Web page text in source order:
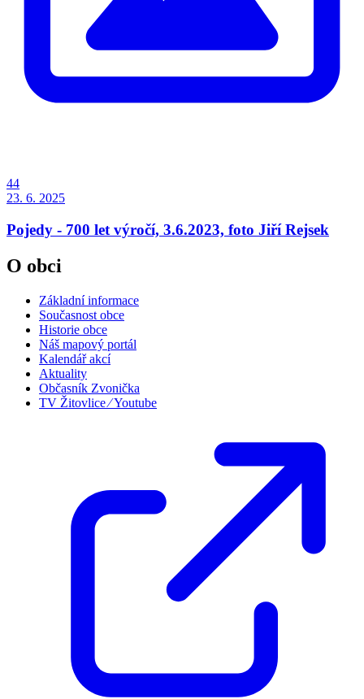
44
23. 6. 2025
Pojedy - 700 let výročí, 3.6.2023, foto Jiří Rejsek
O obci
Základní informace
Současnost obce
Historie obce
Náš mapový portál
Kalendář akcí
Aktuality
Občasník Zvonička
TV Žitovlice ⁄ Youtube